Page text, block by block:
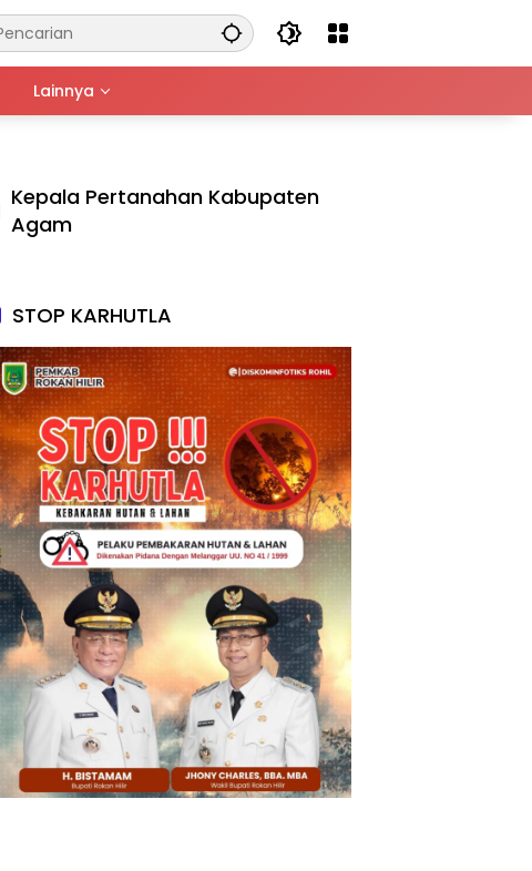
Lainnya
Kepala Pertanahan Kabupaten
Agam
STOP KARHUTLA